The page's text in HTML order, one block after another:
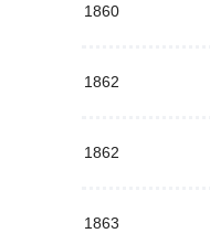
1860
1862
1862
1863